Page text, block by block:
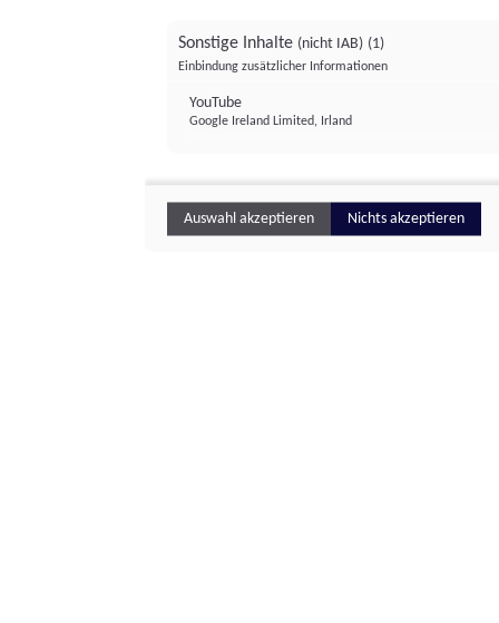
Sonstige Inhalte (nicht IAB) (1)
Einbindung zusätzlicher Informationen
YouTube
Google Ireland Limited, Irland
Auswahl akzeptieren Nichts akzeptieren